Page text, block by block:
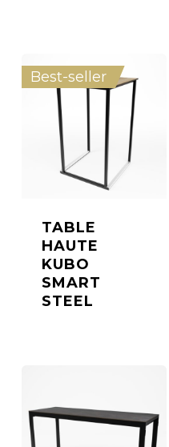
Best-seller
TABLE
HAUTE
KUBO
SMART
STEEL